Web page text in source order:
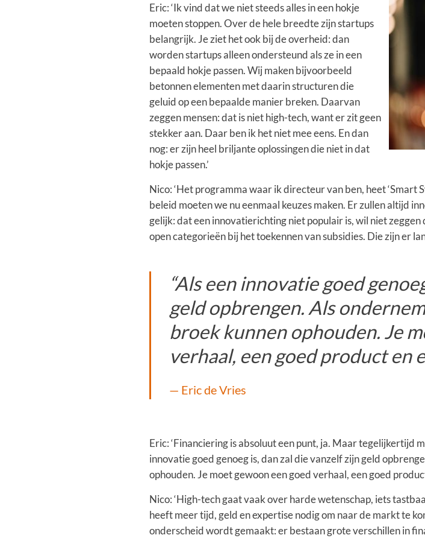
Eric: ‘Ik vind dat we niet steeds alles in een hokje
moeten stoppen. Over de hele breedte zijn startups
belangrijk. Je ziet het ook bij de overheid: dan
worden startups alleen ondersteund als ze in een
bepaald hokje passen. Wij maken bijvoorbeeld
betonnen elementen met daarin structuren die
geluid op een bepaalde manier breken. Daarvan
zeggen mensen: dat is niet high-tech, want er zit geen
stekker aan. Daar ben ik het niet mee eens. En dan
nog: er zijn heel briljante oplossingen die niet in dat
hokje passen.’
Nico: ‘Het programma waar ik directeur van ben, heet ‘Smart
beleid moeten we nu eenmaal keuzes maken. Er zullen altijd
gelijk: dat een innovatierichting niet populair is, wil niet
open categorieën bij het toekennen van subsidies. Die zijn er
“Als een innovatie goed
geld opbrengen. Als
broek kunnen ophouden. Je
verhaal, een goed product en
Eric de Vries
Eric: ‘Financiering is absoluut een punt, ja. Maar tegelijkertijd
innovatie goed genoeg is, dan zal die vanzelf zijn geld
ophouden. Je moet gewoon een goed verhaal, een goed
Nico: ‘High-tech gaat vaak over harde wetenschap, iets
heeft meer tijd, geld en expertise nodig om naar de markt te
onderscheid wordt gemaakt: er bestaan grote verschillen in